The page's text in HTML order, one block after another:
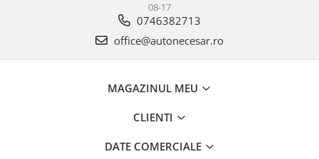
08-17
0746382713
office@autonecesar.ro
MAGAZINUL MEU
CLIENTI
DATE COMERCIALE